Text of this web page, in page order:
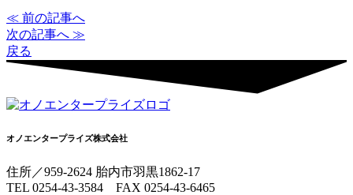
≪ 前の記事へ
次の記事へ ≫
戻る
オノエンタープライズ株式会社
住所／959-2624 胎内市羽黒1862-17
TEL 0254-43-3584 FAX 0254-43-6465